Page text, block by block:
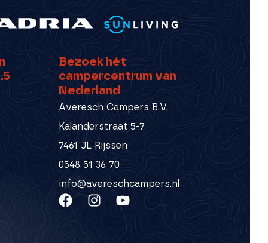
Bezoek hét
campercentrum van
Nederland
Averesch Campers B.V.
Kalanderstraat 5-7
7461 JL Rijssen
0548 51 36 70
info@avereschcampers.nl